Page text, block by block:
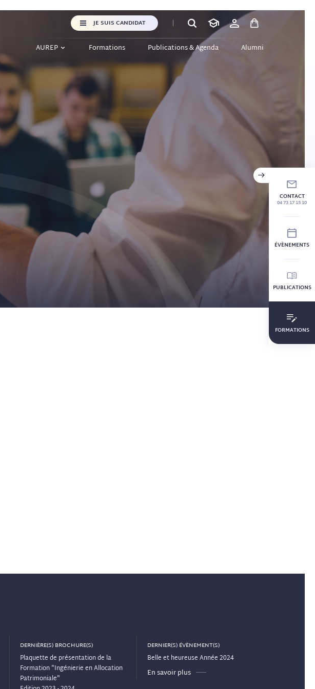
CONTACT
04 73 17 15 10
ÉVÈNEMENTS
PUBLICATIONS
FORMATIONS
JE SUIS CANDIDAT
AUREP Formations Publications & Agenda Alumni
DERNIÈRE(S) BROCHURE(S)
Plaquette de présentation de la
Formation "Ingénierie en Allocation
Patrimoniale"
DERNIER(S) ÉVÈNEMENT(S)
Belle et heureuse Année 2024
En savoir plus